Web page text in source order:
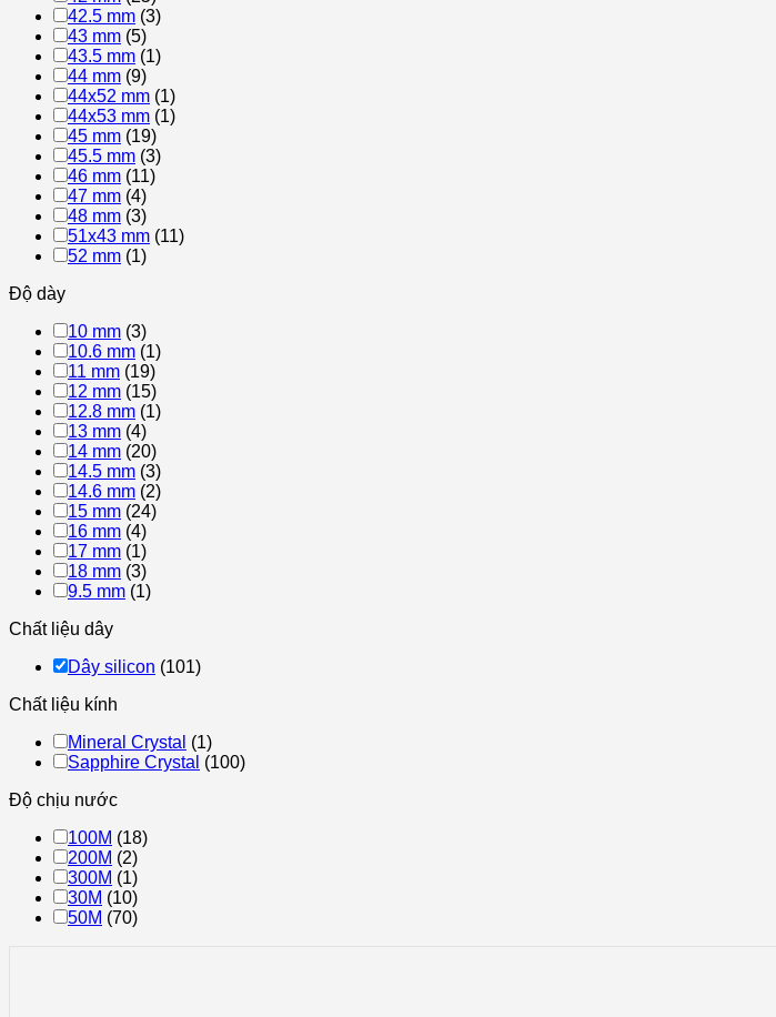
42.5 mm (3)
43 mm (5)
43.5 mm (1)
44 mm (9)
44x52 mm (1)
44x53 mm (1)
45 mm (19)
45.5 mm (3)
46 mm (11)
47 mm (4)
48 mm (3)
51x43 mm (11)
52 mm (1)
Độ dày
10 mm (3)
10.6 mm (1)
11 mm (19)
12 mm (15)
12.8 mm (1)
13 mm (4)
14 mm (20)
14.5 mm (3)
14.6 mm (2)
15 mm (24)
16 mm (4)
17 mm (1)
18 mm (3)
9.5 mm (1)
Chất liệu dây
Dây silicon (101)
Chất liệu kính
Mineral Crystal (1)
Sapphire Crystal (100)
Độ chịu nước
100M (18)
200M (2)
300M (1)
30M (10)
50M (70)